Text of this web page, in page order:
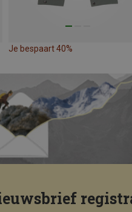
Je bespaart 40%